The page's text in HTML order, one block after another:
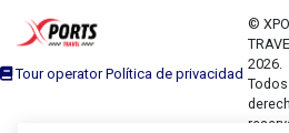
Tour operator Política de privacidad
©
2026.